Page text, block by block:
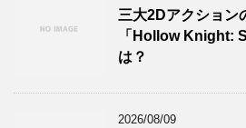
三大2Dアクション
「Hollow Knight:
は？
2026/08/09